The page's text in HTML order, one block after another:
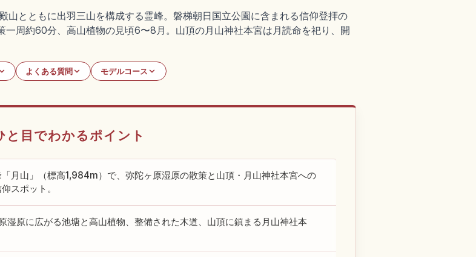
山とともに出羽三山を構成する霊峰。磐梯朝日国立公園に含まれる信仰登拝の
周約60分、高山植物の見頃6〜8月。山頂の月山神社本宮は月読命を祀り、開
よくある質問 モデルコース
と目でわかるポイント
月山」（標高1,984m）で、弥陀ヶ原湿原の散策と山頂・月山神社本宮への
スポット。
湿原に広がる池塘と高山植物、整備された木道、山頂に鎮まる月山神社本